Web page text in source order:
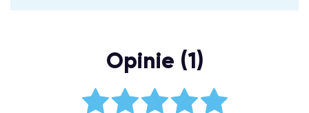
Opinie (1)